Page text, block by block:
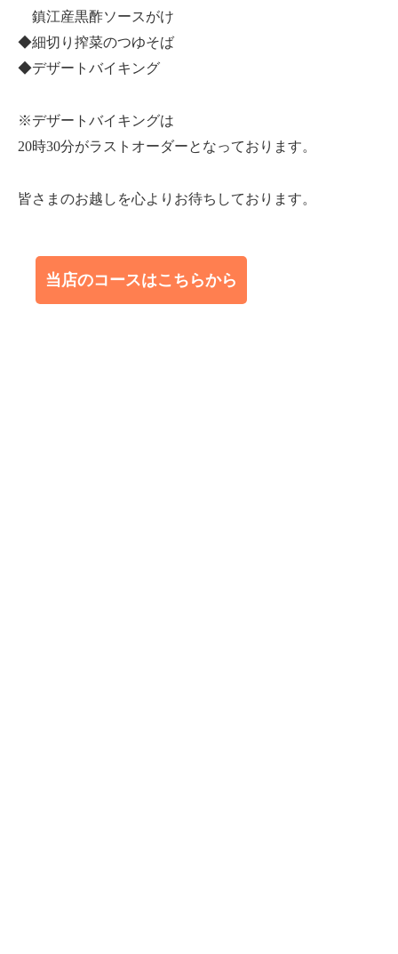
鎮江産黒酢ソースがけ
◆細切り搾菜のつゆそば
◆デザートバイキング
※デザートバイキングは
20時30分がラストオーダーとなっております。
皆さまのお越しを心よりお待ちしております。
当店のコースはこちらから